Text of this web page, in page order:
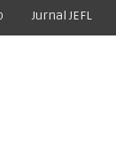
Jurnal JEFL